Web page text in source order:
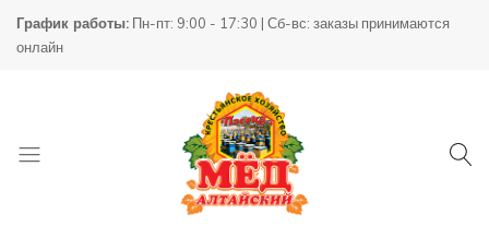
График работы: Пн-пт: 9:00 - 17:30 | Сб-вс: заказы принимаются
онлайн
Медогонка
6-ти рам